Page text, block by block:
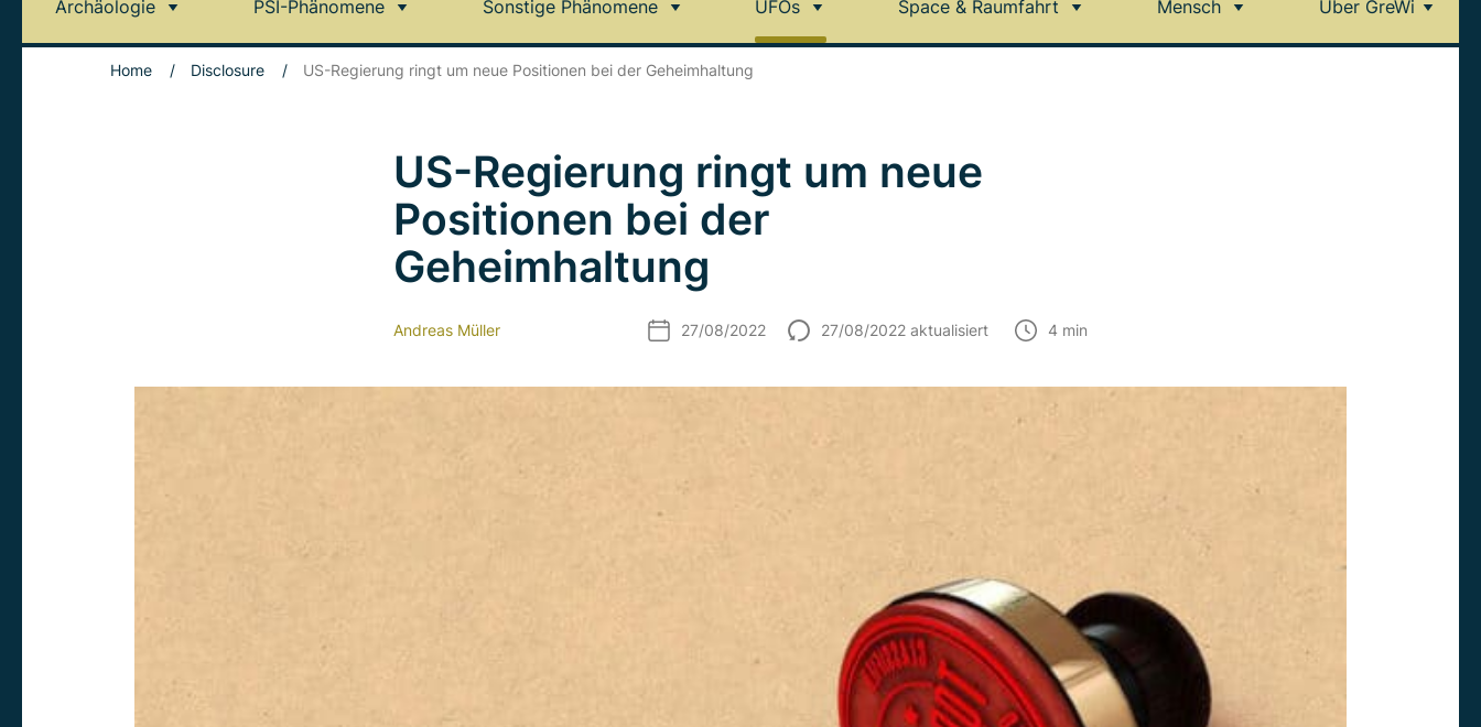
Archäologie PSI-Phänomene Sonstige Phänomene UFOs Space & Raumfahrt Mensch Über GreWi
Home / Disclosure / US-Regierung ringt um neue Positionen bei der Geheimhaltung
US-Regierung ringt um neue
Positionen bei der
Geheimhaltung
Andreas Müller 27/08/2022 27/08/2022 aktualisiert 4 min